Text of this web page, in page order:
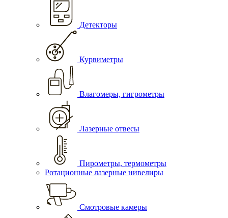
Детекторы
Курвиметры
Влагомеры, гигрометры
Лазерные отвесы
Пирометры, термометры
Ротационные лазерные нивелиры
Смотровые камеры